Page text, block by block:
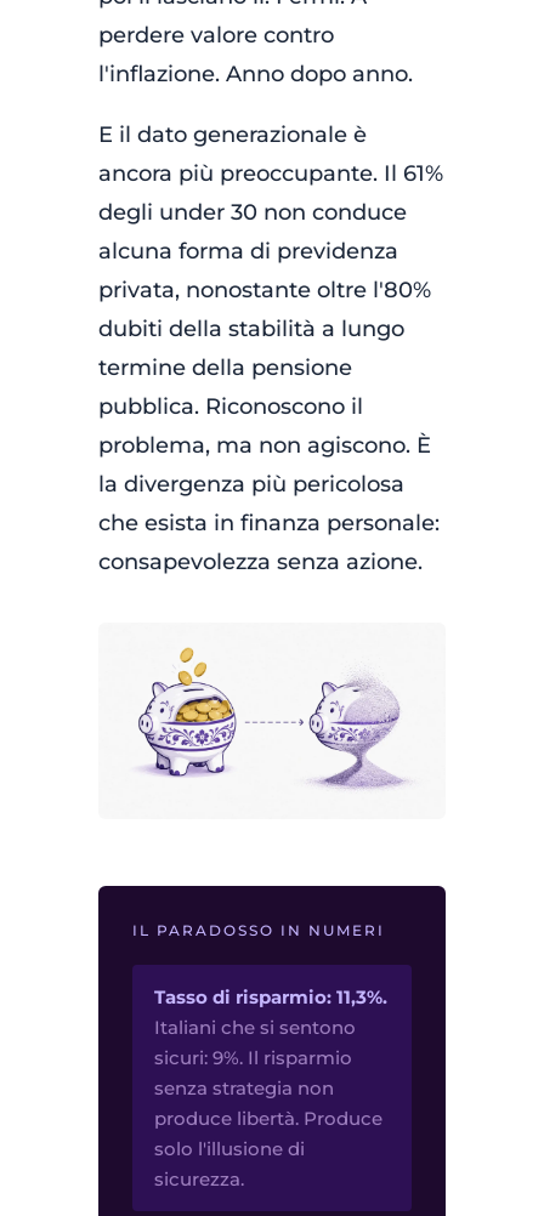
perdere valore contro
l'inflazione. Anno dopo anno.
E il dato generazionale è
ancora più preoccupante. Il 61%
degli under 30 non conduce
alcuna forma di previdenza
privata, nonostante oltre l'80%
dubiti della stabilità a lungo
termine della pensione
pubblica. Riconoscono il
problema, ma non agiscono. È
la divergenza più pericolosa
che esista in finanza personale:
consapevolezza senza azione.
IL PARADOSSO IN NUMERI
Tasso di risparmio: 11,3%.
Italiani che si sentono
sicuri: 9%. Il risparmio
senza strategia non
produce libertà. Produce
solo l'illusione di
sicurezza.